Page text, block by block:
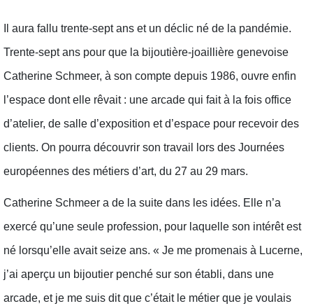
Il aura fallu trente-sept ans et un déclic né de la pandémie.
Trente-sept ans pour que la bijoutière-joaillière genevoise
Catherine Schmeer, à son compte depuis 1986, ouvre enfin
l’espace dont elle rêvait : une arcade qui fait à la fois office
d’atelier, de salle d’exposition et d’espace pour recevoir des
clients. On pourra découvrir son travail lors des Journées
européennes des métiers d’art, du 27 au 29 mars.
Catherine Schmeer a de la suite dans les idées. Elle n’a
exercé qu’une seule profession, pour laquelle son intérêt est
né lorsqu’elle avait seize ans. « Je me promenais à Lucerne,
j’ai aperçu un bijoutier penché sur son établi, dans une
arcade, et je me suis dit que c’était le métier que je voulais